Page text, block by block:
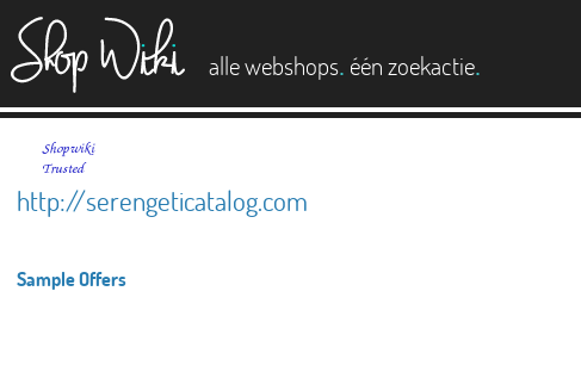
alle webshops. één zoekactie.
http://serengeticatalog.com
Sample Offers